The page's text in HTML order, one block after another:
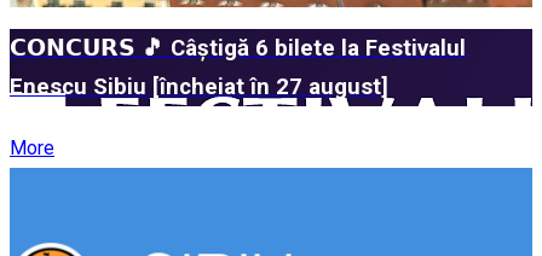
𝗖𝗢𝗡𝗖𝗨𝗥𝗦 🎵 Câștigă 6 bilete la Festivalul
Enescu Sibiu [încheiat în 27 august]
More